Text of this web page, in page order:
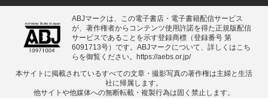
ABJマークは、この電子書店・電子書籍配信サービス
が、著作権者からコンテンツ使用許諾を得た正規版配信
サービスであることを示す登録商標（登録番号 第
6091713号）です。ABJマークについて、詳しくはこち
らを御覧ください。 https://aebs.or.jp/
本サイトに掲載されているすべての⽂章・撮影写真の著作権は主婦と⽣活
社に帰属します。
他サイトや他媒体への無断転載・複製⾏為は固く禁⽌します。